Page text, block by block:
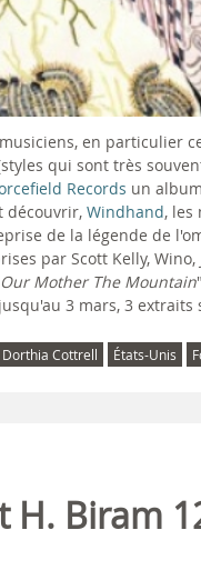
en particulier
qui sont très
Records un
découvrir, Windhand, les
de la légende de
par Scott Kelly,
Our Mother The Mountain
3 mars, 3
Dorthia Cottrell États-Unis
H. Biram